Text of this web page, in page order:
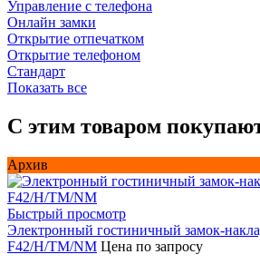
Управление с телефона
Онлайн замки
Открытие отпечатком
Открытие телефоном
Стандарт
Показать все
С этим товаром
Архив
Быстрый просмотр
Электронный гостиничный замок-
F42/H/TM/NM Цена по запросу